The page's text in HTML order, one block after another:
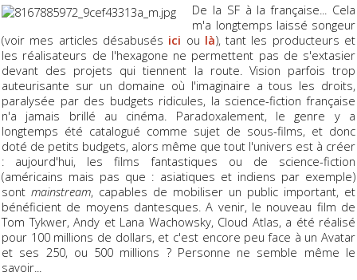
De la SF à la française... Cela
m'a longtemps laissé songeur
(voir mes articles désabusés ici ou là), tant les producteurs et
les réalisateurs de l'hexagone ne permettent pas de s'extasier
devant des projets qui tiennent la route. Vision parfois trop
auteurisante sur un domaine où l'imaginaire a tous les droits,
paralysée par des budgets ridicules, la science-fiction française
n'a jamais brillé au cinéma. Paradoxalement, le genre y a
longtemps été catalogué comme sujet de sous-films, et donc
doté de petits budgets, alors même que tout l'univers est à créer
: aujourd'hui, les films fantastiques ou de science-fiction
(américains mais pas que : asiatiques et indiens par exemple)
sont mainstream, capables de mobiliser un public important, et
bénéficient de moyens dantesques. A venir, le nouveau film de
Tom Tykwer, Andy et Lana Wachowsky, Cloud Atlas, a été réalisé
pour 100 millions de dollars, et c'est encore peu face à un Avatar
et ses 250, ou 500 millions ? Personne ne semble même le
savoir...